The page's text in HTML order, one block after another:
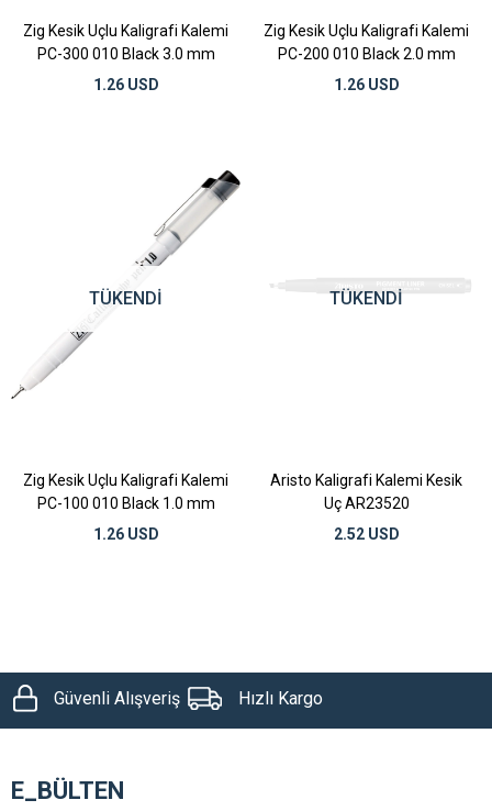
Zig Kesik Uçlu Kaligrafi Kalemi
PC-300 010 Black 3.0 mm
1.26 USD
Zig Kesik Uçlu Kaligrafi Kalemi
PC-200 010 Black 2.0 mm
1.26 USD
TÜKENDI
Zig Kesik Uçlu Kaligrafi Kalemi
PC-100 010 Black 1.0 mm
1.26 USD
TÜKENDI
Aristo Kaligrafi Kalemi Kesik
Uç AR23520
2.52 USD
Güvenli Alışveriş Hızlı Kargo
E_BÜLTEN